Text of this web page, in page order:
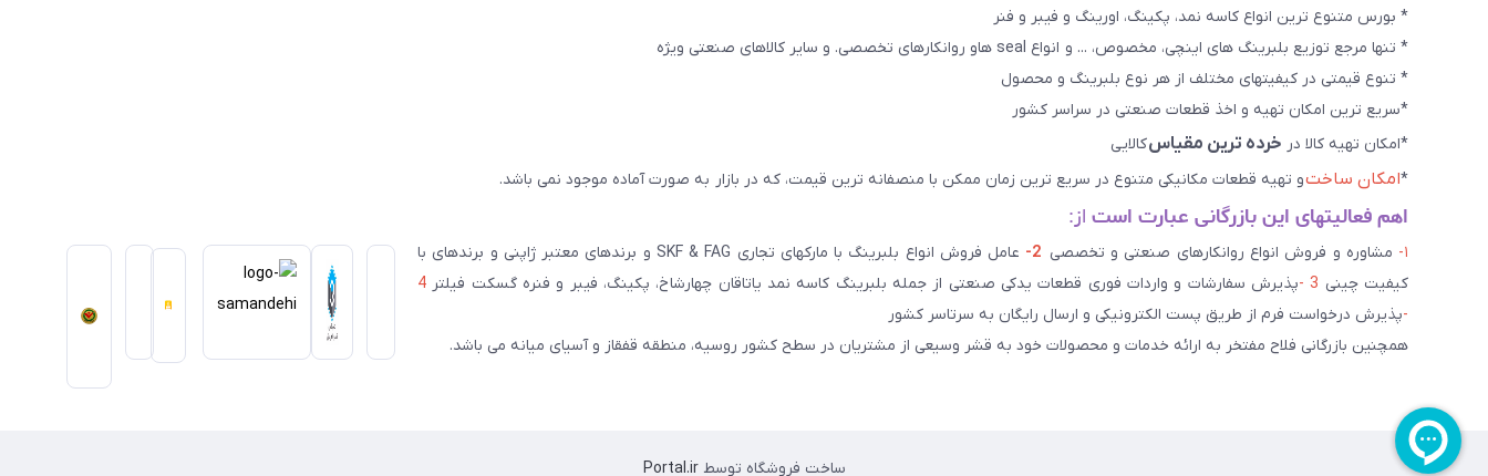
* بورس متنوع ترین انواع کاسه نمد، پکینگ، اورینگ و فیبر و فنر
* تنها مرجع توزیع بلبرینگ های اینچی، مخصوص، ... و انواع seal هاو روانکارهای تخصصی. و سایر کالاهای صنعتی ويژه
* تنوع قیمتی در کیفیتهای مختلف از هر نوع بلبرینگ و محصول
*سریع ترین امکان تهیه و اخذ قطعات صنعتی در سراسر کشور
*امکان تهیه کالا در خرده ترین مقیاسکالایی
*امکان ساختو تهیه قطعات مکانیکی متنوع در سریع ترین زمان ممکن با منصفانه ترین قیمت، که در بازار به صورت آماده موجود نمی باشد.
اهم فعالیتهای این بازرگانی عبارت است از:
۱- مشاوره و فروش انواع روانکارهای صنعتی و تخصصی 2-
عامل فروش انواع بلبرینگ با مارکهای تجاری SKF & FAG و برندهای معتبر ژاپنی و برندهای با
کیفیت چینی 3 - پذیرش سفارشات و واردات فوری قطعات یدکی صنعتی از جمله بلبرینگ کاسه نمد یاتاقان چهارشاخ، پکینگ، فیبر و فنره گسکت فیلتر 4
-پذیرش درخواست فرم از طریق پست الکترونیکی و ارسال رایگان به سرتاسر کشور
همچنین بازرگانی فلاح مفتخر به ارائه خدمات و محصولات خود به قشر وسیعی از مشتریان در سطح کشور روسیه، منطقه قفقاز و آسیای میانه می باشد.
ساخت فروشگاه توسطPortal.ir